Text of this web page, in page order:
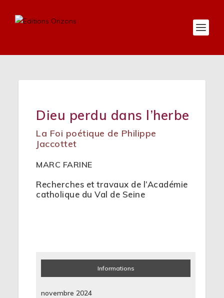
Dieu perdu dans l’herbe
La Foi poétique de Philippe
Jaccottet
MARC FARINE
Recherches et travaux de l’Académie
catholique du Val de Seine
Informations
novembre 2024